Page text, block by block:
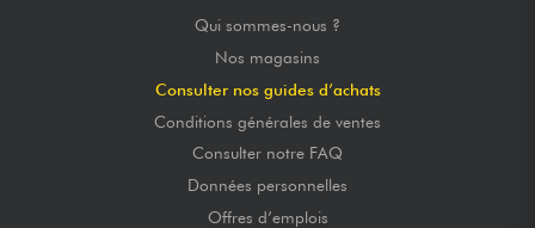
Qui sommes-nous ?
Nos magasins
Consulter nos guides d’achats
Conditions générales de ventes
Consulter notre FAQ
Données personnelles
Offres d’emplois